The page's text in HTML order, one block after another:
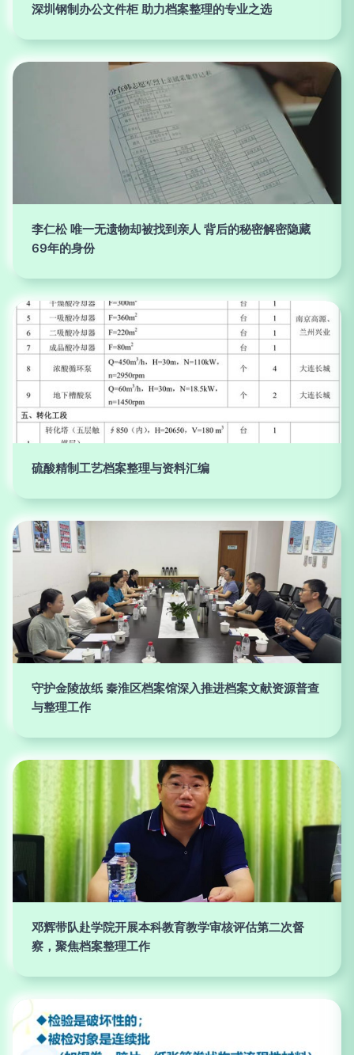
深圳钢制办公文件柜 助力档案整理的专业之选
李仁松 唯一无遗物却被找到亲人 背后的秘密解密隐藏
69年的身份
硫酸精制工艺档案整理与资料汇编
守护金陵故纸 秦淮区档案馆深入推进档案文献资源普查
与整理工作
邓辉带队赴学院开展本科教育教学审核评估第二次督
察，聚焦档案整理工作